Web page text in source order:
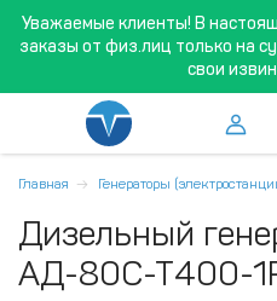
Уважаемые клиенты! В
заказы от физ.лиц только на
свои
Главная Генераторы
Дизельный
АД-80С-Т400-